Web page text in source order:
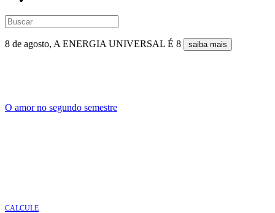
8 de agosto, A ENERGIA UNIVERSAL É 8 saiba mais
O amor no segundo semestre
CALCULE